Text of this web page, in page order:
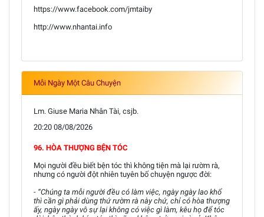
https://www.facebook.com/jmtaiby
http://www.nhantai.info
Mỗi Ngày Một Câu Chuyện
Lm. Giuse Maria Nhân Tài, csjb.
20:20 08/08/2026
96. HÒA THƯỢNG BỆN TÓC
Mọi người đều biết bện tóc thì không tiện mà lại rườm rà,
nhưng có người đột nhiên tuyên bố chuyện ngược đời:
- “Chúng ta mỗi người đều có làm việc, ngày ngày lao khổ
thì cần gì phải dùng thứ rườm rà này chứ, chỉ có hòa thượng
ấy, ngày ngày vô sự lại không có việc gì làm, kêu họ để tóc